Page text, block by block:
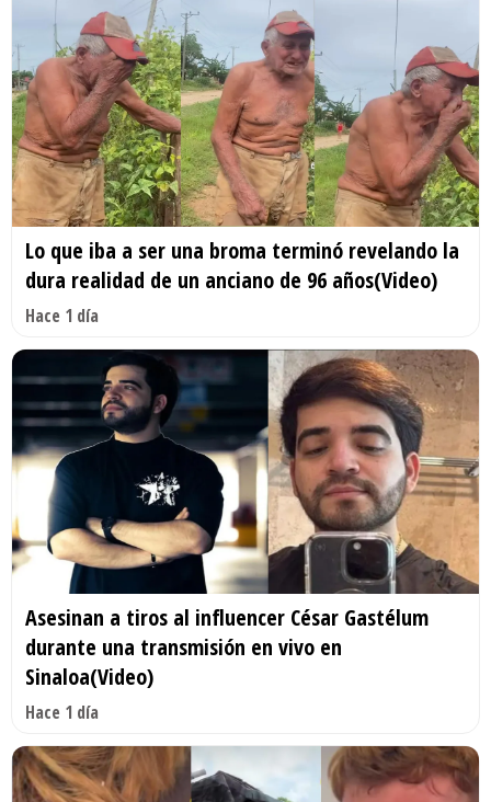
Lo que iba a ser una broma terminó revelando la
dura realidad de un anciano de 96 años(Video)
Hace 1 día
Asesinan a tiros al influencer César Gastélum
durante una transmisión en vivo en
Sinaloa(Video)
Hace 1 día